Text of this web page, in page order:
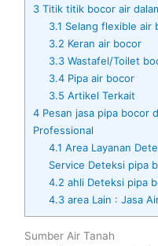
3 Titik titik bocor air
3.1 Selang flexible air
3.2 Keran air bocor
3.3Wastafel/Toilet
3.4Pipa air bocor
3.5 Artikel Terkait
4 Pesan jasa pipa bocor
Professional
4.1 Area Layanan
Service Deteksi pipa
4.2 ahli Deteksi pipa
4.3area Lain : Jasa
Sumber Air Tanah